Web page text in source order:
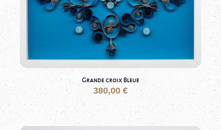
Grande croix Bleue
380,00 €